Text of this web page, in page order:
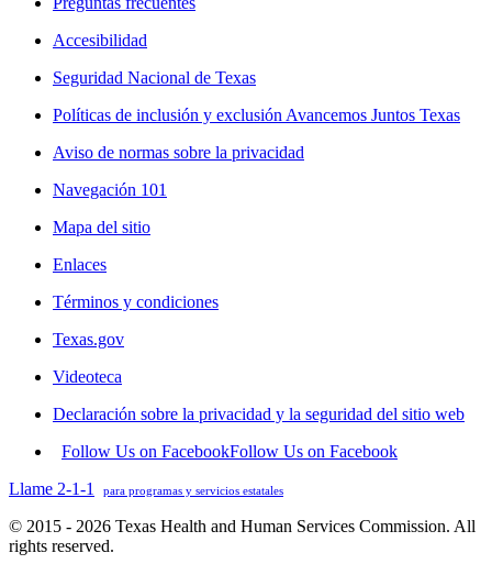
Accesibilidad
Seguridad Nacional de Texas
Políticas de inclusión y exclusión Avancemos Juntos Texas
Aviso de normas sobre la privacidad
Navegación 101
Mapa del sitio
Enlaces
Términos y condiciones
Texas.gov
Videoteca
Declaración sobre la privacidad y la seguridad del sitio web
Follow Us on FacebookFollow Us on Facebook
Llame 2-1-1
para programas y servicios estatales
© 2015 - 2026 Texas Health and Human Services Commission. All
rights reserved.